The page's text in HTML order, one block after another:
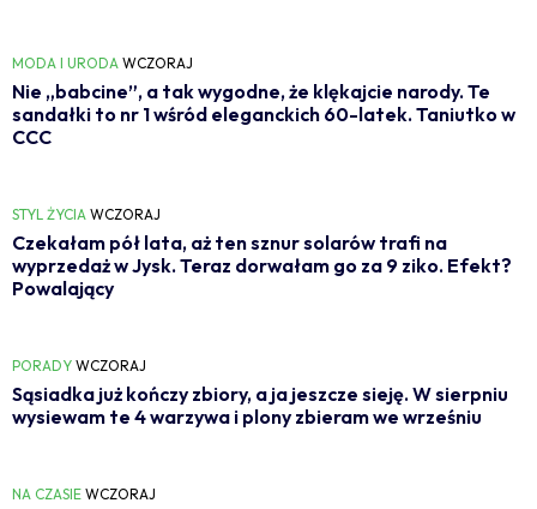
MODA I URODA WCZORAJ
Nie „babcine”, a tak wygodne, że klękajcie narody. Te
sandałki to nr 1 wśród eleganckich 60-latek. Taniutko w
CCC
STYL ŻYCIA WCZORAJ
Czekałam pół lata, aż ten sznur solarów trafi na
wyprzedaż w Jysk. Teraz dorwałam go za 9 ziko. Efekt?
Powalający
PORADY WCZORAJ
Sąsiadka już kończy zbiory, a ja jeszcze sieję. W sierpniu
wysiewam te 4 warzywa i plony zbieram we wrześniu
NA CZASIE WCZORAJ